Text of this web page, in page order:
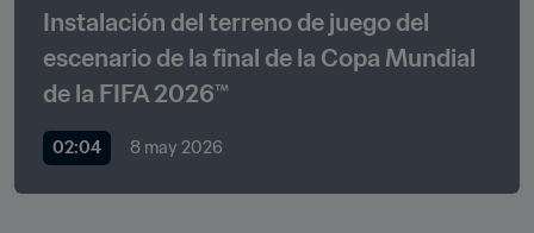
Instalación del terreno de juego del
escenario de la final de la Copa Mundial
de la FIFA 2026™
02:04 8 may 2026